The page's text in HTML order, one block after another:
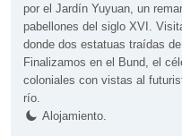
por el Jardín Yuyuan, un
pabellones del siglo XVI.
donde dos estatuas traídas
Finalizamos en el Bund, el
coloniales con vistas al
río.
Alojamiento.